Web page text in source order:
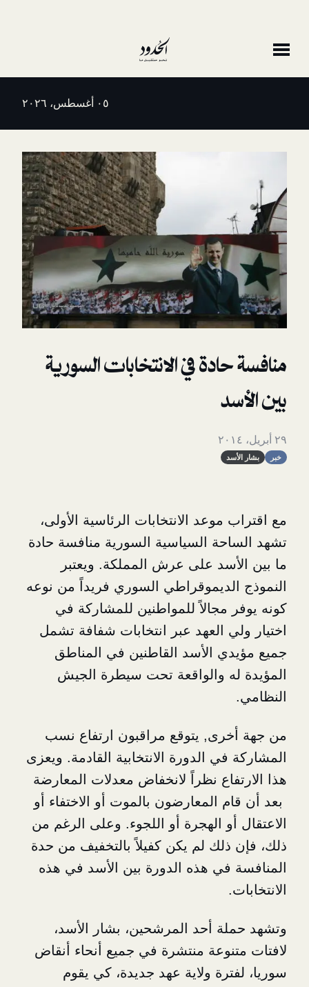
في الانتخابات السورية
الانتخابات الرئاسية الأولى،
السياسية السورية منافسة حادة
على عرش المملكة. ويعتبر
السوري فريداً من نوعه
مجالاً للمواطنين للمشاركة في
العهد عبر انتخابات شفافة تشمل
الأسد القاطنين في المناطق
والواقعة تحت سيطرة الجيش
يتوقع مراقبون ارتفاع نسب
الدورة الانتخابية القادمة. ويعزى
نظراً لانخفاض معدلات المعارضة
المعارضون بالموت أو الاختفاء أو
الهجرة أو اللجوء. وعلى الرغم من
لم يكن كفيلاً بالتخفيف من حدة
في هذه الدورة بين الأسد في هذه
أحد المرشحين، بشار الأسد،
منتشرة في جميع أنحاء أنقاض
ولاية عهد جديدة، كي يقوم